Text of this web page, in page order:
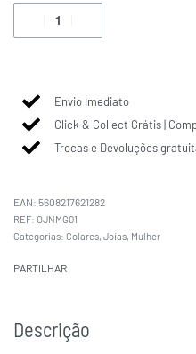
Envio Imediato
Click & Collect Grátis |
Trocas e Devoluções
EAN: 5608217621282
OJNMG01
Categorias: Colares, Joias, Mulher
PARTILHAR
Descrição